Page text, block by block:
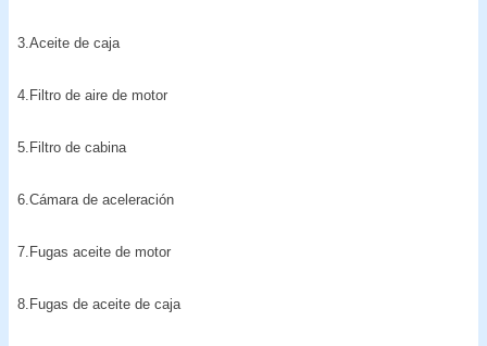
3.Aceite de caja
4.Filtro de aire de motor
5.Filtro de cabina
6.Cámara de aceleración
7.Fugas aceite de motor
8.Fugas de aceite de caja